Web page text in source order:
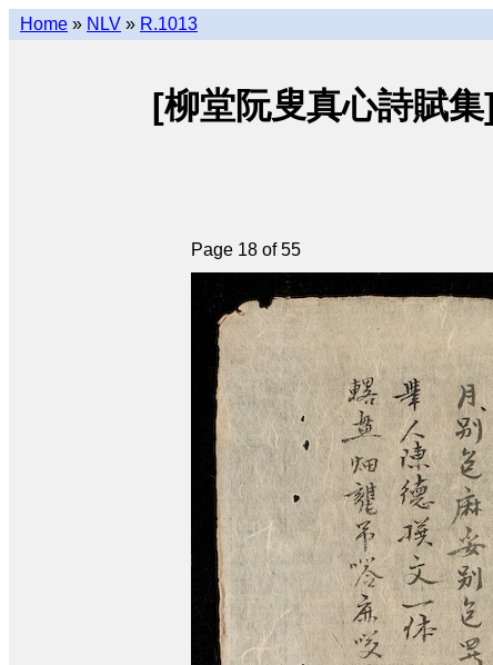
Home » NLV » R.1013
[柳堂阮叟真心詩賦
Page 18 of 55